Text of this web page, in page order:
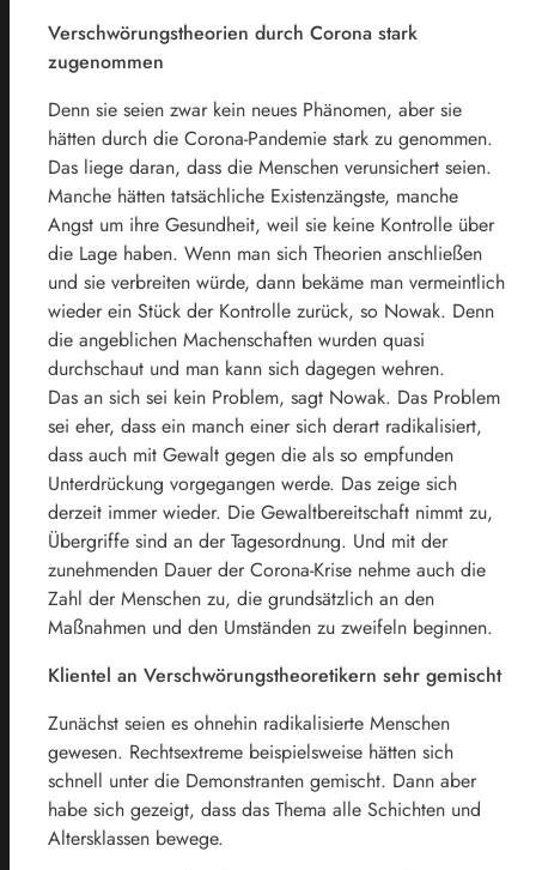
Verschwörungstheorien durch Corona stark
zugenommen
Denn sie seien zwar kein neues Phänomen, aber sie
hätten durch die Corona-Pandemie stark zu genommen.
Das liege daran, dass die Menschen verunsichert seien.
Manche hätten tatsächliche Existenzängste, manche
Angst um ihre Gesundheit, weil sie keine Kontrolle über
die Lage haben. Wenn man sich Theorien anschließen
und sie verbreiten würde, dann bekäme man vermeintlich
wieder ein Stück der Kontrolle zurück, so Nowak. Denn
die angeblichen Machenschaften wurden quasi
durchschaut und man kann sich dagegen wehren.
Das an sich sei kein Problem, sagt Nowak. Das Problem
sei eher, dass ein manch einer sich derart radikalisiert,
dass auch mit Gewalt gegen die als so empfunden
Unterdrückung vorgegangen werde. Das zeige sich
derzeit immer wieder. Die Gewaltbereitschaft nimmt zu,
Übergriffe sind an der Tagesordnung. Und mit der
zunehmenden Dauer der Corona-Krise nehme auch die
Zahl der Menschen zu, die grundsätzlich an den
Maßnahmen und den Umständen zu zweifeln beginnen.
Klientel an Verschwörungstheoretikern sehr gemischt
Zunächst seien es ohnehin radikalisierte Menschen
gewesen. Rechtsextreme beispielsweise hätten sich
schnell unter die Demonstranten gemischt. Dann aber
habe sich gezeigt, dass das Thema alle Schichten und
Altersklassen bewege.